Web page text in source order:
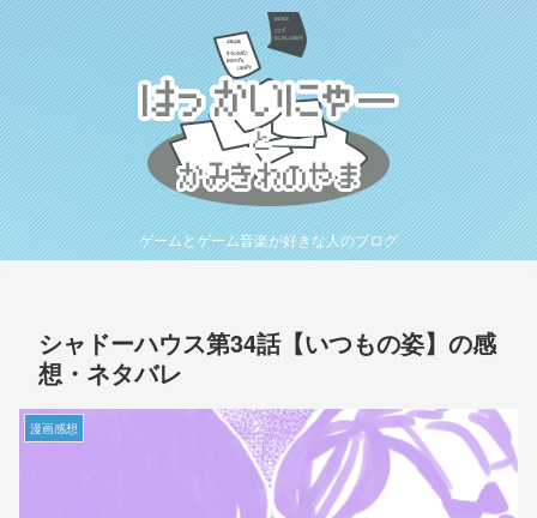
ゲームとゲーム音楽が好きな人のブログ
シャドーハウス第34話【いつもの姿】の感
想・ネタバレ
漫画感想